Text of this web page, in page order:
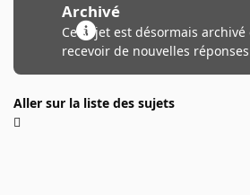
Archivé
Ce sujet est désormais
recevoir de nouvelles
Aller sur la liste des sujets